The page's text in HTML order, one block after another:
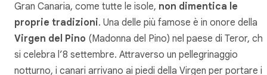
Gran Canaria, come tutte le isole, non dimentica le
proprie tradizioni. Una delle più famose è in onore della
Virgen del Pino (Madonna del Pino) nel paese di Teror,
si celebra l’8 settembre. Attraverso un pellegrinaggio
notturno, i canari arrivano ai piedi della Virgen per portare i